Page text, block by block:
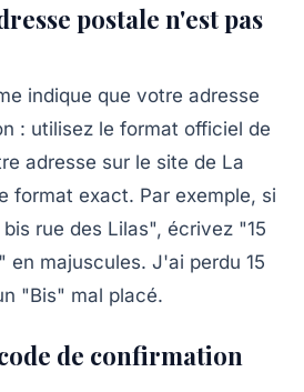
postale n'est pas
indique que votre adresse
: utilisez le format officiel de
adresse sur le site de La
format exact. Par exemple, si
rue des Lilas", écrivez "15
en majuscules. J'ai perdu 15
"Bis" mal placé.
de confirmation